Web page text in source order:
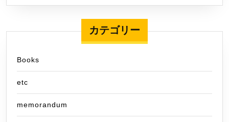
カテゴリー
Books
etc
memorandum